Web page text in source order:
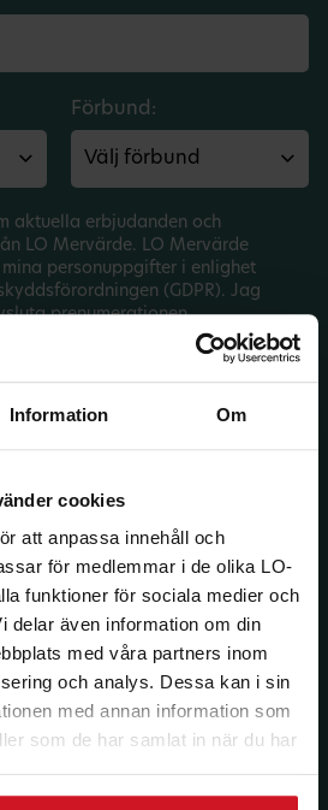
Information Om
cookies
att anpassa innehåll och
för medlemmar i de olika LO-
funktioner för sociala medier och
delar även information om din
med våra partners inom
och analys. Dessa kan i sin
med annan information som
som de har samlat in när du har
Förbund:
aktuella erbjudanden och
LO Mervärde. LO Mervärde
personuppgifter i enlighet
(GDPR). Jag
prenumerationen.